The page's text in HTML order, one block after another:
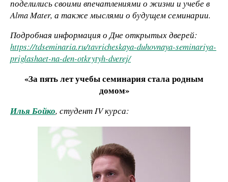
поделились своими впечатлениями о жизни и учебе в
Alma Mater, а также мыслями о будущем семинарии.
Подробная информация о Дне открытых дверей:
https://tdseminaria.ru/tavricheskaya-duhovnaya-seminariya-
priglashaet-na-den-otkrytyh-dverej/
«За пять лет учебы семинария стала родным
домом»
Илья Бойко, студент IV курса: